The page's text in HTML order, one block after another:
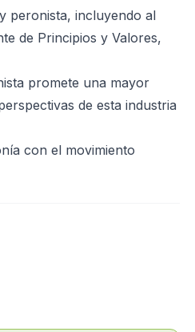
peronista, incluyendo al
de Principios y Valores,
promete una mayor
de esta industria
con el movimiento